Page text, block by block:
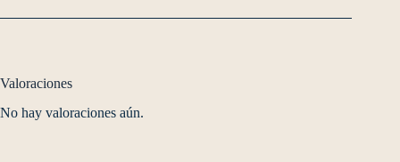
Valoraciones
No hay valoraciones aún.